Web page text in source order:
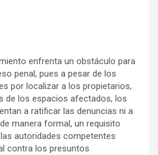
enfrenta un obstáculo para
penal, pues a pesar de los
por localizar a los propietarios,
de los espacios afectados, los
a ratificar las denuncias ni a
manera formal, un requisito
autoridades competentes
contra los presuntos